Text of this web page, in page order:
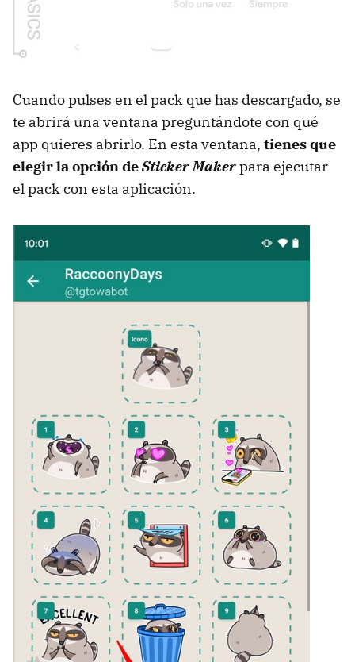
Cuando pulses en el pack que has descargado, se
te abrirá una ventana preguntándote con qué
app quieres abrirlo. En esta ventana, tienes que
elegir la opción deSticker Makerpara ejecutar
el pack con esta aplicación.